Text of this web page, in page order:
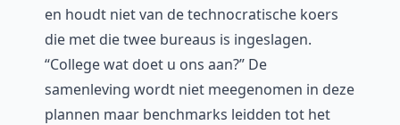
en houdt niet van de technocratische koers
die met die twee bureaus is ingeslagen.
“College wat doet u ons aan?” De
samenleving wordt niet meegenomen in deze
plannen maar benchmarks leidden tot het